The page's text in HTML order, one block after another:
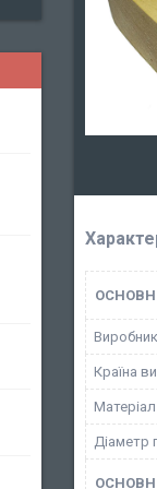
Виробник
Країна
Діаметр